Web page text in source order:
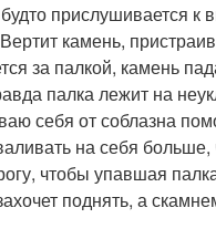
прислушивается
камень,
за палкой, камень
палка лежит на
себя от соблазна
на себя
чтобы упавшая
поднять, а